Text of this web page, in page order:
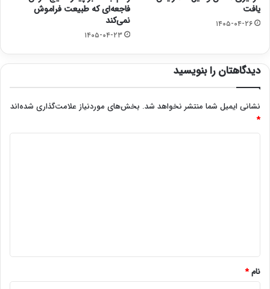
یافت
۱۴۰۵-۰۴-۲۶
فاجعه‌ای که طبیعت فراموش
نمی‌کند
۱۴۰۵-۰۴-۲۳
دیدگاهتان را بنویسید
نشانی ایمیل شما منتشر نخواهد شد. بخش‌های موردنیاز علامت‌گذاری شده‌اند
*
نام*